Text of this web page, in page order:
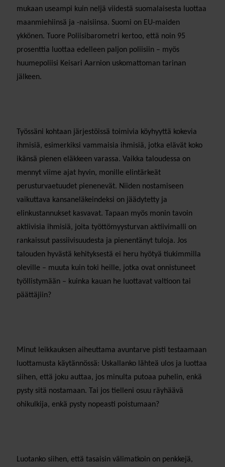
mukaan useampi kuin neljä viidestä suomalaisesta luottaa
maanmiehiinsä ja -naisiinsa. Suomi on EU-maiden
ykkönen. Tuore Poliisibarometri kertoo, että noin 95
prosenttia luottaa edelleen paljon poliisiin – myös
huumepoliisi Keisari Aarnion uskomattoman tarinan
jälkeen.
Työssäni kohtaan järjestöissä toimivia köyhyyttä kokevia
ihmisiä, esimerkiksi vammaisia ihmisiä, jotka elävät koko
ikänsä pienen eläkkeen varassa. Vaikka taloudessa on
mennyt viime ajat hyvin, monille elintärkeät
perusturvaetuudet pienenevät. Niiden nostamiseen
vaikuttava kansaneläkeindeksi on jäädytetty ja
elinkustannukset kasvavat. Tapaan myös monin tavoin
aktiivisia ihmisiä, joita työttömyysturvan aktiivimalli on
rankaissut passiivisuudesta ja pienentänyt tuloja. Jos
talouden hyvästä kehityksestä ei heru hyötyä tiukimmilla
oleville – muuta kuin toki heille, jotka ovat onnistuneet
työllistymään – kuinka kauan he luottavat valtioon tai
päättäjiin?
Minut leikkauksen aiheuttama avuntarve pisti testaamaan
luottamusta käytännössä: Uskallanko lähteä ulos ja luottaa
siihen, että joku auttaa, jos minulta putoaa puhelin, enkä
pysty sitä nostamaan. Tai jos tielleni osuu räyhäävä
ohikulkija, enkä pysty nopeasti poistumaan?
Luotanko siihen, että tasaisin välimatkoin on penkkejä,